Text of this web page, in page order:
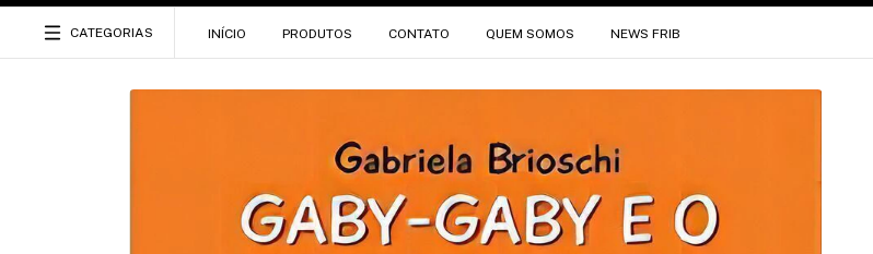
CATEGORIAS INÍCIO PRODUTOS CONTATO QUEM SOMOS NEWS FRIB